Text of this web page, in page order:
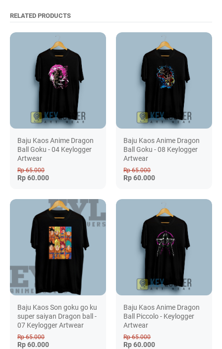
RELATED PRODUCTS
Baju Kaos Anime Dragon
Ball Goku - 04 Keylogger
Artwear
Rp 65.000
Rp 60.000
Baju Kaos Anime Dragon
Ball Goku - 08 Keylogger
Artwear
Rp 65.000
Rp 60.000
Baju Kaos Son goku go ku
super saiyan Dragon ball -
07 Keylogger Artwear
Rp 65.000
Rp 60.000
Baju Kaos Anime Dragon
Ball Piccolo - Keylogger
Artwear
Rp 65.000
Rp 60.000